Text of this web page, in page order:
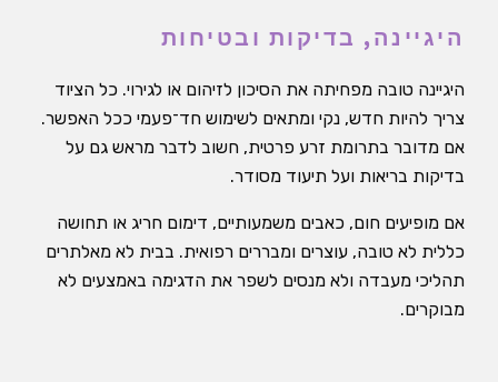
היגיינה, בדיקות ובטיחות
היגיינה טובה מפחיתה את הסיכון לזיהום או לגירוי. כל הציוד
צריך להיות חדש, נקי ומתאים לשימוש חד־פעמי ככל האפשר.
אם מדובר בתרומת זרע פרטית, חשוב לדבר מראש גם על
בדיקות בריאות ועל תיעוד מסודר.
אם מופיעים חום, כאבים משמעותיים, דימום חריג או תחושה
כללית לא טובה, עוצרים ומבררים רפואית. בבית לא מאלתרים
תהליכי מעבדה ולא מנסים לשפר את הדגימה באמצעים לא
מבוקרים.